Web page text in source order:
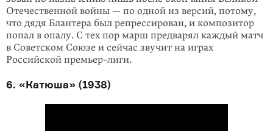
Отечественной войны — по одной из версий, потому,
что дядя Блантера был репрессирован, и компо­зитор
попал в опалу. С тех пор марш предварял каждый матч
в Советском Союзе и сейчас звучит на играх
Российской премьер-лиги.
6. «Катюша» (1938)